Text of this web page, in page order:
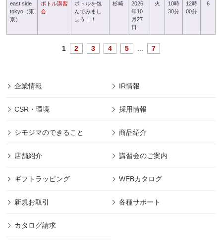
east side
tokyo（東
京）
ボトル講習
会
ボトルを包
んでみまし
ょう！！
杉崎
2026
年10
月27
日
火
10時
30分
12時
00分
6
1 2 3 4 5 7
企業情報 IR情報
CSR・環境 採用情報
シモジマのできること 商品紹介
店舗紹介 講習会のご案内
ギフトラッピング WEBカタログ
新規お取引 各種サポート
カタログ請求